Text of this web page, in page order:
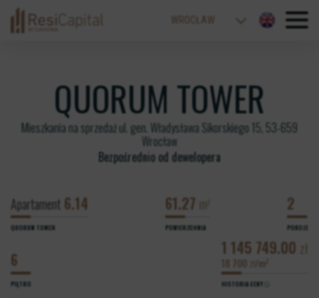
WROCŁAW
KATOWICE
KRAKÓW
BIELSKO-BIAŁA
QUORUM TOWER
Mieszkania na sprzedaż ul. gen. Władysława Sikorskiego 15, 53-659
Wrocław
Bezpośrednio od dewelopera
QUORUM TOWER
Apartament 6.14
POWIERZCHNIA
61.27
POKOJE
2
PIĘTRO
6
HISTORIA CENY
1 145 749.00 zł
18 700 /m